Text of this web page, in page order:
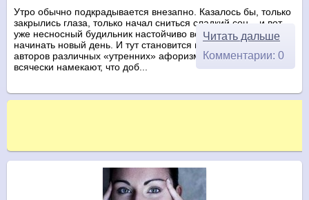
Утро обычно подкрадывается внезапно. Казалось бы, только
закрылись глаза, только начал сниться сладкий сон – и вот
уже несносный будильник настойчиво возвещает, что пора
начинать новый день. И тут становится понятной фантазия
авторов различных «утренних» афоризмов, которые
всячески намекают, что доб...
Читать дальше
Комментарии: 0